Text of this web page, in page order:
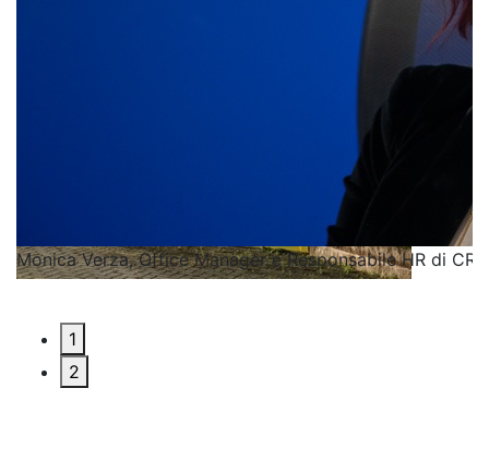
Monica Verza, Office Manager e Responsabile HR di
1
2